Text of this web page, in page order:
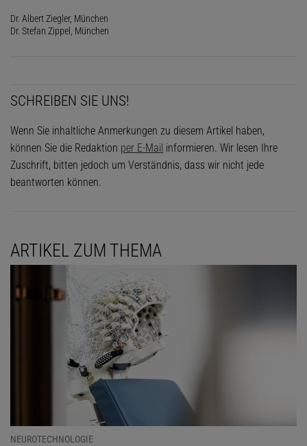
Dr. Albert Ziegler, München
Dr. Stefan Zippel, München
SCHREIBEN SIE UNS!
Wenn Sie inhaltliche Anmerkungen zu diesem Artikel haben,
können Sie die Redaktion per E-Mail informieren. Wir lesen Ihre
Zuschrift, bitten jedoch um Verständnis, dass wir nicht jede
beantworten können.
ARTIKEL ZUM THEMA
NEUROTECHNOLOGIE